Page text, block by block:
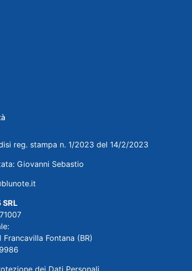
reg. stampa n. 1/2023 del 14/2/2023
Giovanni Sebastio
SRL
Fontana (BR)
dei Dati Personali